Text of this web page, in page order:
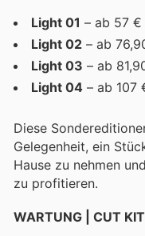
Light 01 – ab 57 €
Light 02 – ab
Light 03 – ab
Light 04 – ab 107
Diese
Gelegenheit, ein
Hause zu nehmen
zu profitieren.
WARTUNG | CUT